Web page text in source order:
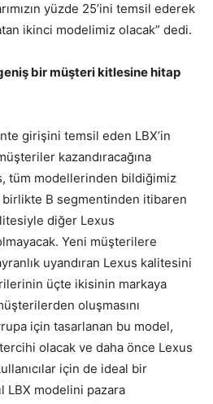
yüzde 25’ini temsil ederek
ikinci modelimiz olacak” dedi.
bir müşteri kitlesine hitap
girişini temsil eden LBX’in
kazandıracağına
tüm modellerinden bildiğimiz
B segmentinden itibaren
diğer Lexus
Yeni müşterilere
uyandıran Lexus kalitesini
üçte ikisinin markaya
oluşmasını
için tasarlanan bu model,
olacak ve daha önce Lexus
için de ideal bir
LBX modelini pazara